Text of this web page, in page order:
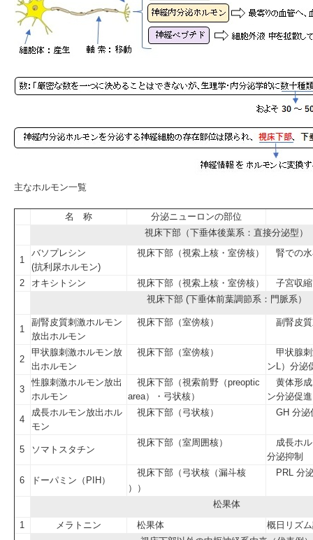
主なホルモン一覧
名 称
分泌ニューロンの部位
視床下部（下垂体後葉系：直接分泌型）
1
バソプレシン
(抗利尿ホルモン)
視床下部（視索上核・室傍核） 腎での水
2 オキシトシン 視床下部（視索上核・室傍核）
子宮収縮
視床下部 (下垂体前葉調節系：門脈系）
1
副腎皮質刺激ホルモン
放出ホルモン
視床下部（室傍核） 副腎皮質
2
甲状腺刺激ホルモン放
出ホルモン
視床下部（室傍核）
甲状腺刺
ンL）分泌
3
性腺刺激ホルモン放出
ホルモン
視床下部（視索前野（preoptic
area）・弓状核）
黄体形成
ン分泌促進
4
成長ホルモン放出ホル
モン
視床下部（弓状核） GH 分泌
5 ソマトスタチン
視床下部（室周囲核）
成長ホル
分泌抑制
6 ドーパミン（PIH）
視床下部（弓状核（漏斗核
））
PRL 分
松果体
1
メラトニン 松果体
概日リズ